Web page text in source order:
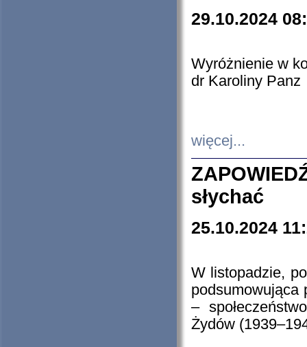
29.10.2024
Wyróżnienie w
dr Karoliny Panz
więcej...
słychać
25.10.2024
W listopadzie,
podsumowująca
–
Żydów